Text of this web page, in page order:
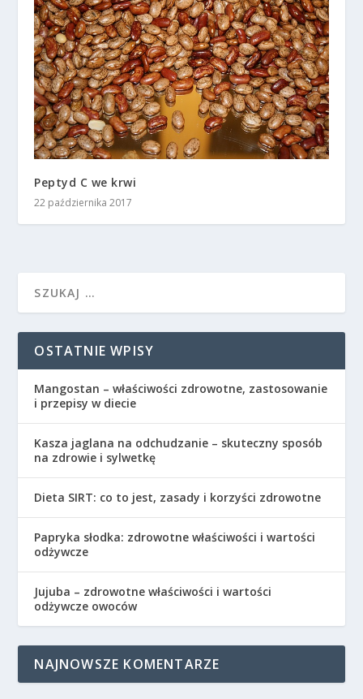
Peptyd C we krwi
22 października 2017
OSTATNIE WPISY
Mangostan – właściwości zdrowotne, zastosowanie
i przepisy w diecie
Kasza jaglana na odchudzanie – skuteczny sposób
na zdrowie i sylwetkę
Dieta SIRT: co to jest, zasady i korzyści zdrowotne
Papryka słodka: zdrowotne właściwości i wartości
odżywcze
Jujuba – zdrowotne właściwości i wartości
odżywcze owoców
NAJNOWSZE KOMENTARZE